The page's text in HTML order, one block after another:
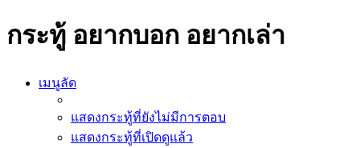
กระทู้ อยากบอก อยากเล่า
เมนูลัด
แสดงกระทู้ที่ยังไม่มีการตอบ
แสดงกระทู้ที่เปิดดูแล้ว